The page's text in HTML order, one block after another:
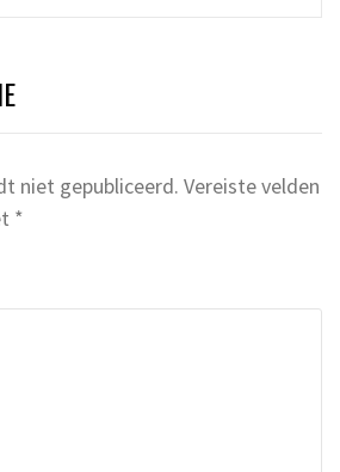
niet gepubliceerd. Vereiste velden
*